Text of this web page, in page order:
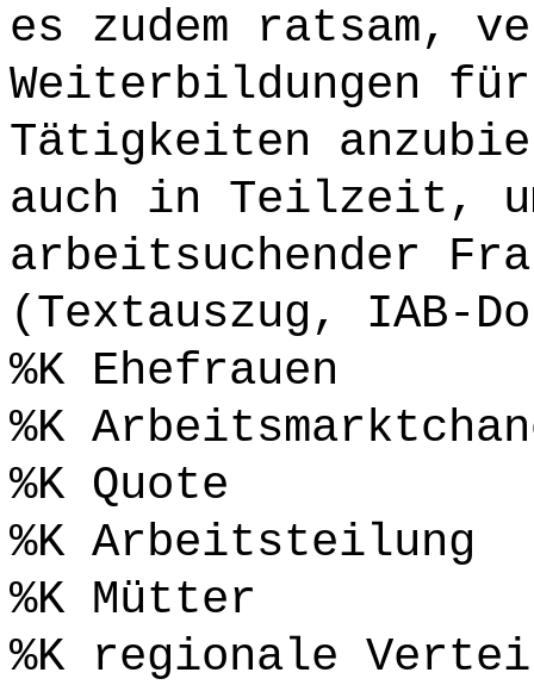
es zudem ratsam,
Weiterbildungen
Tätigkeiten
auch in Teilzeit,
arbeitsuchender
(Textauszug, IAB-
%K Ehefrauen
%K
%K Quote
%K Arbeitsteilung
%K Mütter
%K regionale